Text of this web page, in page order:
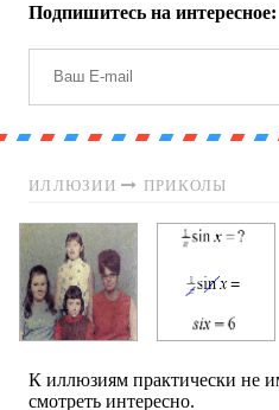
Подпишитесь на интересное:
ИЛЛЮЗИИ ПРИКОЛЫ
К иллюзиям практически не
смотреть интересно.